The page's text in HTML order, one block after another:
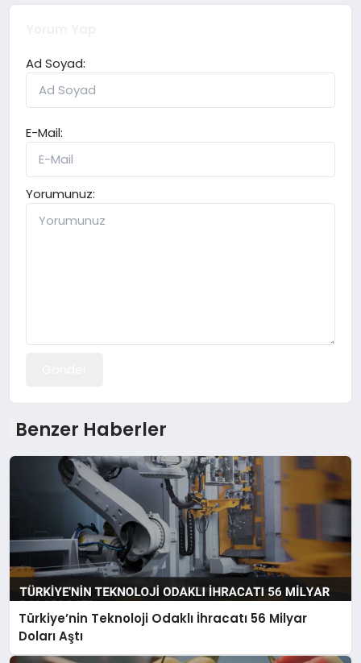
Ad Soyad:
E-Mail:
Yorumunuz:
Benzer Haberler
Türkiye’nin Teknoloji Odaklı İhracatı 56 Milyar
Doları Aştı